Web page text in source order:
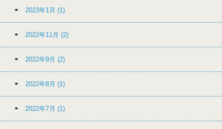
2023年1月 (1)
2022年11月 (2)
2022年9月 (2)
2022年8月 (1)
2022年7月 (1)